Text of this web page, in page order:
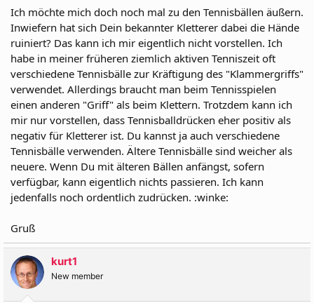
Ich möchte mich doch noch mal zu den Tennisbällen äußern.
Inwiefern hat sich Dein bekannter Kletterer dabei die Hände
ruiniert? Das kann ich mir eigentlich nicht vorstellen. Ich
habe in meiner früheren ziemlich aktiven Tenniszeit oft
verschiedene Tennisbälle zur Kräftigung des "Klammergriffs"
verwendet. Allerdings braucht man beim Tennisspielen
einen anderen "Griff" als beim Klettern. Trotzdem kann ich
mir nur vorstellen, dass Tennisballdrücken eher positiv als
negativ für Kletterer ist. Du kannst ja auch verschiedene
Tennisbälle verwenden. Ältere Tennisbälle sind weicher als
neuere. Wenn Du mit älteren Bällen anfängst, sofern
verfügbar, kann eigentlich nichts passieren. Ich kann
jedenfalls noch ordentlich zudrücken. :winke:
Gruß
kurt1
New member